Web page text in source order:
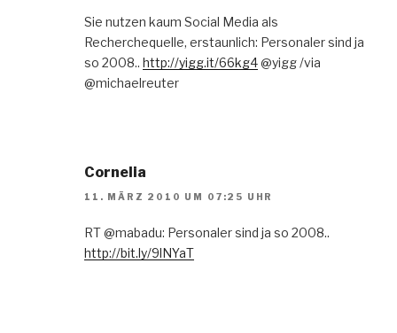
Sie nutzen kaum Social Media als
Recherchequelle, erstaunlich: Personaler sind ja
so 2008.. http://yigg.it/66kg4@yigg /via
@michaelreuter
Cornelia
11. MÄRZ 2010 UM 07:25 UHR
RT @mabadu: Personaler sind ja so 2008..
http://bit.ly/9lNYaT